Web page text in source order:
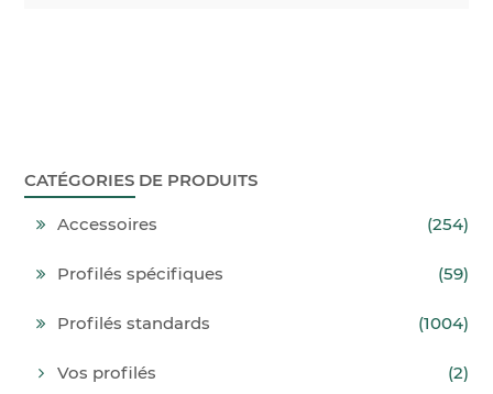
CATÉGORIES DE PRODUITS
Accessoires (254)
Profilés spécifiques (59)
Profilés standards (1004)
Vos profilés (2)